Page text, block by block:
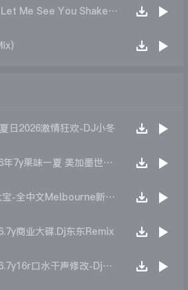
【沈风外文】36拐Let Me See You Shake(DJ大圣 Mix)
日2026激情狂欢-DJ小冬
【沈风串烧】2K26年7y果味一夏 美加墨世界杯主题跳舞派对专辑 - Dj.阿帅
【沈风串烧】DJ大宝-全中文Melbourne新弹跳一飞冲天重低音上劲风暴MUSIC慢摇大碟
商业大碟.Dj东东Remix
【沈风串烧】2K26.7y16r口水干声修改-Dj东东Remix